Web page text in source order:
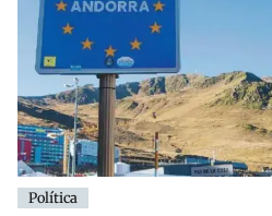
Política